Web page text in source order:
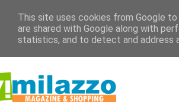
Concerto all’Alba a Milazzo con oltre
Milazzo 28ª Sagra del Pesce a
This site uses cookies from Google
are shared with Google along with
statistics, and to detect and address